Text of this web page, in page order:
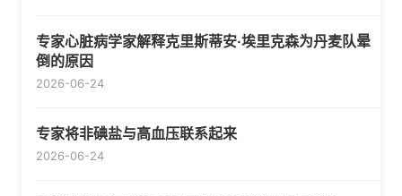
专家心脏病学家解释克里斯蒂安·埃里克森为丹麦队晕
倒的原因
2026-06-24
专家将非碘盐与高血压联系起来
2026-06-24